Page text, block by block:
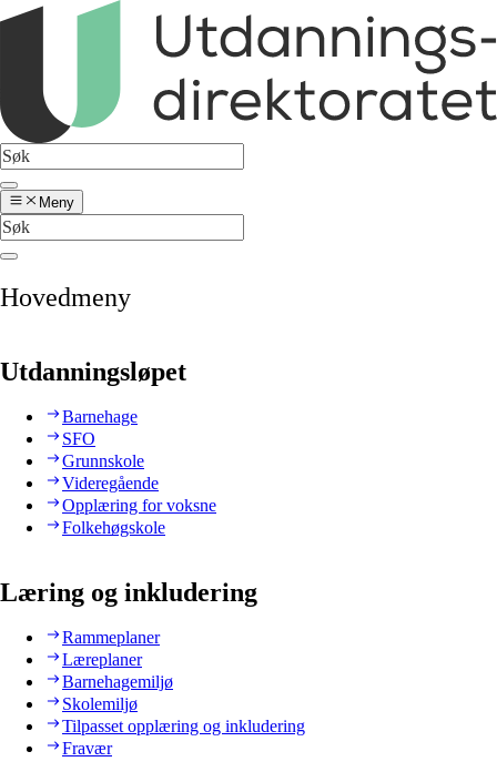
Meny
Hovedmeny
Utdanningsløpet
Barnehage
SFO
Grunnskole
Videregående
Opplæring for voksne
Folkehøgskole
Læring og inkludering
Rammeplaner
Læreplaner
Barnehagemiljø
Skolemiljø
Tilpasset opplæring og inkludering
Fravær